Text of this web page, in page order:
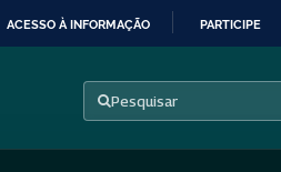
ACESSO À INFORMAÇÃO PARTICIPE
Pesquisar